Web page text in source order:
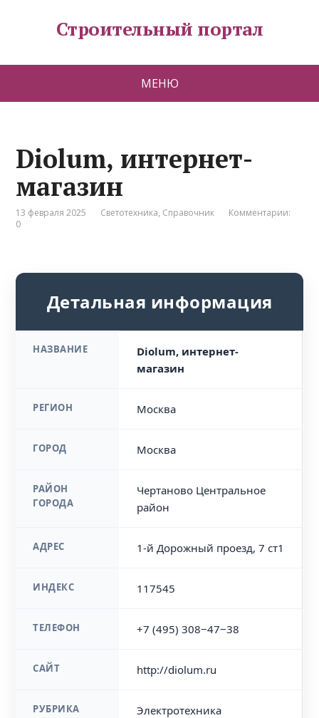
Строительный портал
МЕНЮ
Diolum, интернет-
магазин
13 февраля 2025 Светотехника, Справочник
Комментарии:
0
Детальная информация
НАЗВАНИЕ
Diolum, интернет-
магазин
РЕГИОН Москва
ГОРОД Москва
РАЙОН
ГОРОДА
Чертаново Центральное
район
АДРЕС 1-й Дорожный проезд, 7 ст1
ИНДЕКС 117545
ТЕЛЕФОН +7 (495) 308‒47‒38
САЙТ http://diolum.ru
РУБРИКА Электротехника